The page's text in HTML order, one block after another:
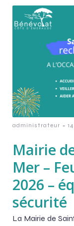
administrateur -
Mairie
Mer –
2026 –
sécurité
La Mairie de